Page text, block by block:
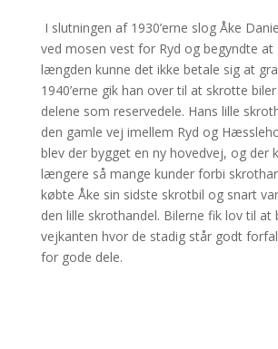
I slutningen af 1930’erne slog Åke
ved mosen vest for Ryd og begyndte at
længden kunne det ikke betale sig at
1940’erne gik han over til at skrotte
delene som reservedele. Hans lille
den gamle vej imellem Ryd og
blev der bygget en ny hovedvej, og der
længere så mange kunder forbi
købte Åke sin sidste skrotbil og snart
den lille skrothandel. Bilerne fik lov til at
vejkanten hvor de stadig står godt
for gode dele.